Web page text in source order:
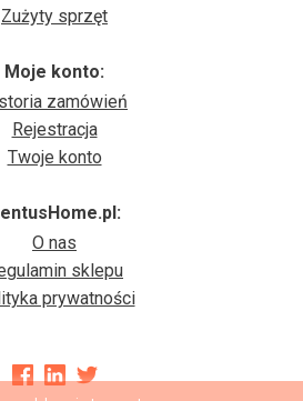
Zużyty sprzęt
Moje konto:
zamówień
Rejestracja
Twoje konto
O nas
sklepu
prywatności